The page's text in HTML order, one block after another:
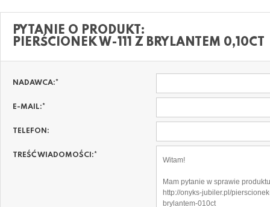
PYTANIE O PRODUKT:
PIERŚCIONEK W-111 Z BRYLANTEM 0,10CT
NADAWCA:*
E-MAIL:*
TELEFON:
TREŚĆ WIADOMOŚCI:*